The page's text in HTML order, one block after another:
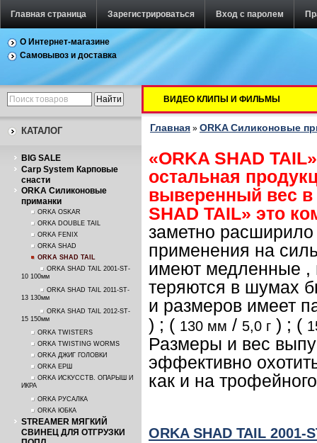
Главная страница Зарегистрироваться Вход с паролем
О Интернет-магазине
Самовывоз и доставка
КАТАЛОГ
BIG SALE
Carp System Карповые
снасти
ORKA Силиконовые
приманки
ORKA OSKAR
ORKA DOUBLE TAIL
ORKA FENIX
ORKA SHAD
ORKA SHAD TAIL
ORKA SHAD TAIL 2001-ST-
10 100мм
ORKA SHAD TAIL 2011-ST-
13 130мм
ORKA SHAD TAIL 2012-ST-
15 150мм
ORKA TWISTERS
ORKA TWISTING WORMS
ORKA ДЖИГ ГОЛОВКИ
ORKA ЕРШ
ORKA ИСКУССТВ. ОПАРЫШ И
ИКРА
ORKA РУСАЛКА
ORKA ЮБКА
STREAMER МЯГКИЙ
СВИНЕЦ ДЛЯ ОТГРУЗКИ
ВИДЕО КЛИПЫ И ФИЛЬМЫ
Главная » ORKA Силиконовые
«ORKA SHAD TAIL
остальная
выверенный вес
SHAD TAIL» это
заметно
применения на
имеют медленные ,
теряются в шумах
и размеров имеет
) ; ( 130 мм / 5,0 г ) ; (
Размеры и вес
эффективно
как и на
ORKA SHAD TAIL 2001-